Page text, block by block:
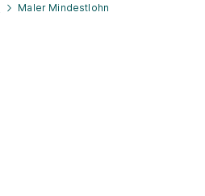
Maler Mindestlohn